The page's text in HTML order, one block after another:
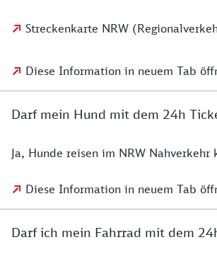
Streckenkarte NRW
Diese Information in neuem Tab
Darf mein Hund mit dem 24h
Ja, Hunde reisen im NRW Nahverkehr
Diese Information in neuem Tab
Darf ich mein Fahrrad mit dem